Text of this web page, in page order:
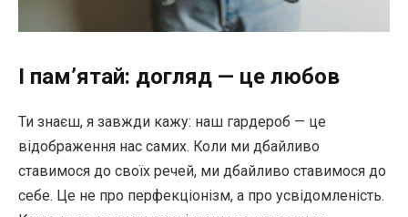
І пам’ятай: догляд — це любов
Ти знаєш, я завжди кажу: наш гардероб — це
відображення нас самих. Коли ми дбайливо
ставимося до своїх речей, ми дбайливо ставимося до
себе. Це не про перфекціонізм, а про усвідомленість.